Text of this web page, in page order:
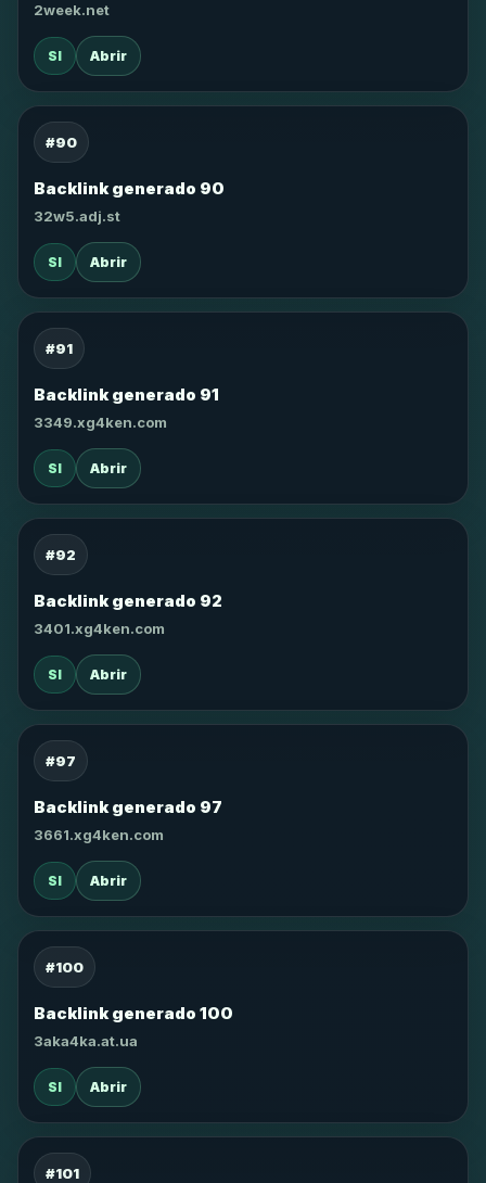
2week.net
SI Abrir
#90
Backlink generado 90
32w5.adj.st
SI Abrir
#91
Backlink generado 91
3349.xg4ken.com
SI Abrir
#92
Backlink generado 92
3401.xg4ken.com
SI Abrir
#97
Backlink generado 97
3661.xg4ken.com
SI Abrir
#100
Backlink generado 100
3aka4ka.at.ua
SI Abrir
#101